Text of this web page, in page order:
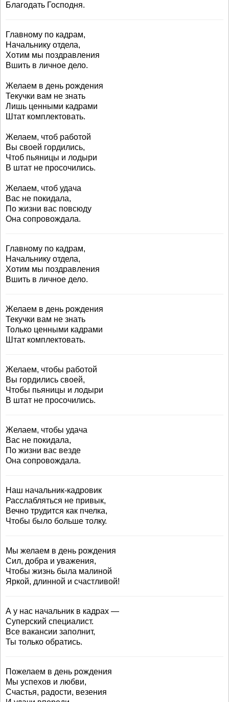
Благодать Господня.
Главному по кадрам,
Начальнику отдела,
Хотим мы поздравления
Вшить в личное дело.
Желаем в день рождения
Текучки вам не знать
Лишь ценными кадрами
Штат комплектовать.
Желаем, чтоб работой
Вы своей гордились,
Чтоб пьяницы и лодыри
В штат не просочились.
Желаем, чтоб удача
Вас не покидала,
По жизни вас повсюду
Она сопровождала.
Главному по кадрам,
Начальнику отдела,
Хотим мы поздравления
Вшить в личное дело.
Желаем в день рождения
Текучки вам не знать
Только ценными кадрами
Штат комплектовать.
Желаем, чтобы работой
Вы гордились своей,
Чтобы пьяницы и лодыри
В штат не просочились.
Желаем, чтобы удача
Вас не покидала,
По жизни вас везде
Она сопровождала.
Наш начальник-кадровик
Расслабляться не привык,
Вечно трудится как пчелка,
Чтобы было больше толку.
Мы желаем в день рождения
Сил, добра и уважения,
Чтобы жизнь была малиной
Яркой, длинной и счастливой!
А у нас начальник в кадрах —
Суперский специалист.
Все вакансии заполнит,
Ты только обратись.
Пожелаем в день рождения
Мы успехов и любви,
Счастья, радости, везения